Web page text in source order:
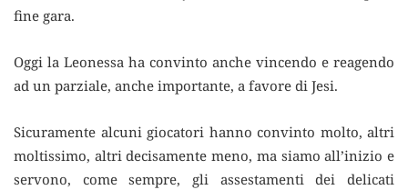
fine gara.
Oggi la Leonessa ha convinto anche vincendo e reagendo
ad un parziale, anche importante, a favore di Jesi.
Sicuramente alcuni giocatori hanno convinto molto, altri
moltissimo, altri decisamente meno, ma siamo all’inizio e
servono, come sempre, gli assestamenti dei delicati